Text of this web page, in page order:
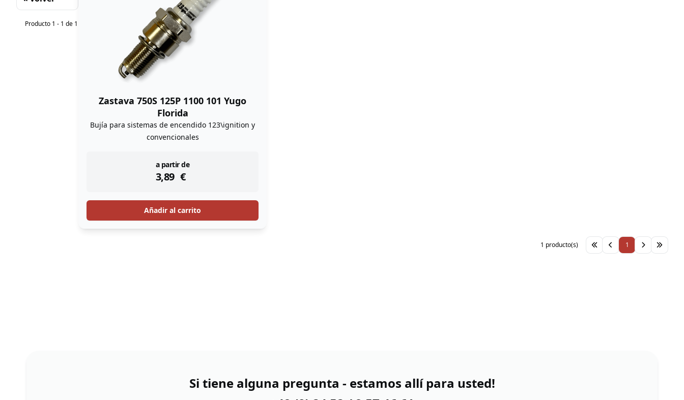
Clasificación
Producto 1 - 1 de 1
Zastava 750S 125P 1100 101 Yugo
Florida
Bujía para sistemas de encendido 123\ignition y
convencionales
a partir de
3,89 €
instock
Añadir al carrito
1
1 producto(s)
Si tiene alguna pregunta - estamos allí para usted!